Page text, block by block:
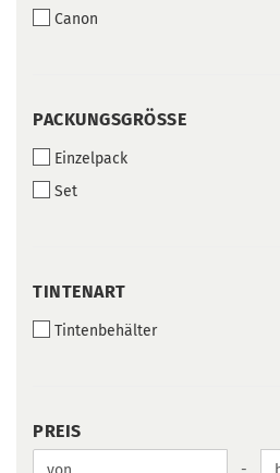
Canon
PACKUNGSGRÖSSE
PACKUNGSGRÖSSE
Einzelpack
Set
TINTENART
TINTENART
Tintenbehälter
PREIS
PREIS
Preis bis -